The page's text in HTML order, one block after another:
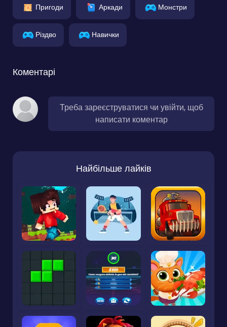
Пригоди Аркади Монстри
Різдво Навички
Коментарі
Треба зареєструватися чи увійти, щоб
написати коментар
Найбільше лайків